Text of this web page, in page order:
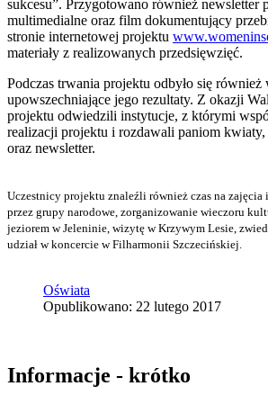
sukcesu”. Przygotowano również newsletter
multimedialne oraz film dokumentujący
stronie internetowej projektu
materiały z realizowanych przedsięwzięć.
Podczas trwania projektu odbyło się również
upowszechniające jego rezultaty. Z okazji
projektu odwiedzili instytucje, z którymi
realizacji projektu i rozdawali paniom kwiaty,
oraz newsletter.
Uczestnicy projektu znaleźli również czas na zajęcia
przez grupy narodowe, zorganizowanie wieczoru
jeziorem w Jeleninie, wizytę w Krzywym Lesie,
udział w koncercie w Filharmonii Szczecińskiej.
Oświata
Opublikowano: 22 lutego 2017
Informacje - krótko